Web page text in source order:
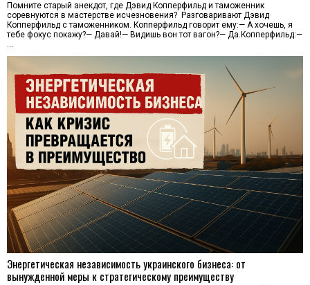
Помните старый анекдот, где Дэвид Копперфильд и таможенник
соревнуются в мастерстве исчезновения? Разговаривают Дэвид
Копперфильд с таможенником. Копперфильд говорит ему:— А хочешь, я
тебе фокус покажу?— Давай!— Видишь вон тот вагон?— Да.Копперфильд:—
…
Энергетическая независимость украинского бизнеса: от
вынужденной меры к стратегическому преимуществу